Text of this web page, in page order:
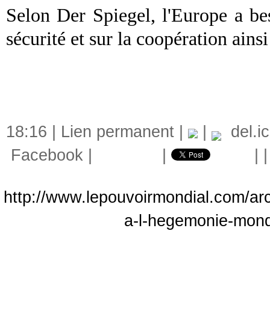
Selon Der Spiegel, l'Europe a
sécurité et sur la coopération
18:16 | Lien permanent
Facebook
http://www.lepouvoirmondial.com/
a-l-hegemonie-